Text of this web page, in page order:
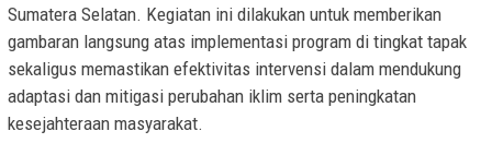
Sumatera Selatan. Kegiatan ini dilakukan untuk memberikan
gambaran langsung atas implementasi program di tingkat tapak
sekaligus memastikan efektivitas intervensi dalam mendukung
adaptasi dan mitigasi perubahan iklim serta peningkatan
kesejahteraan masyarakat.